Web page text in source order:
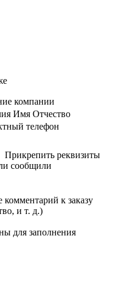
компании
Имя Отчество
телефон
Прикрепить реквизиты
сообщили
комментарий к заказу
и т. д.)
для заполнения